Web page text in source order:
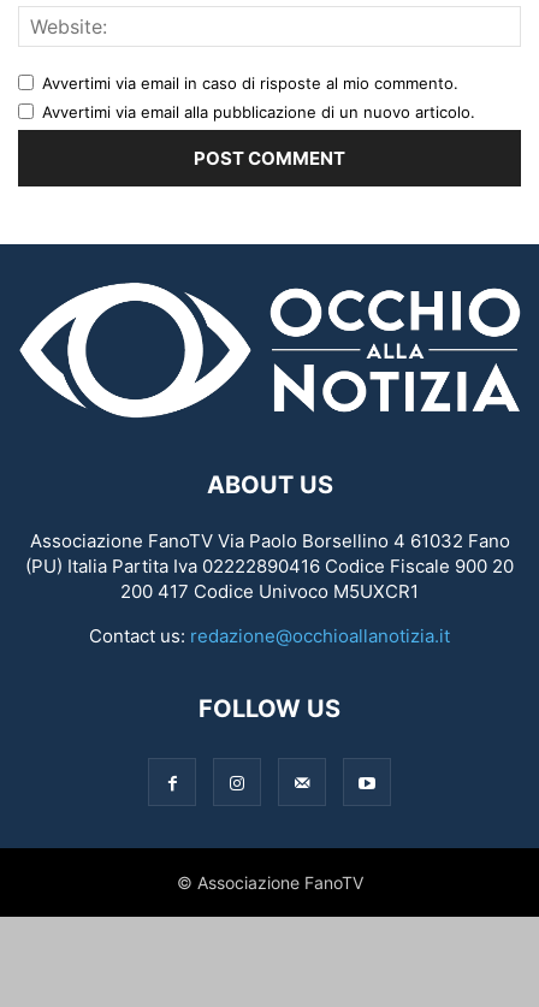
Avvertimi via email in caso di risposte al mio commento.
Avvertimi via email alla pubblicazione di un nuovo articolo.
ABOUT US
Associazione FanoTV Via Paolo Borsellino 4 61032 Fano
(PU) Italia Partita Iva 02222890416 Codice Fiscale 900 20
200 417 Codice Univoco M5UXCR1
Contact us: redazione@occhioallanotizia.it
FOLLOW US
© Associazione FanoTV